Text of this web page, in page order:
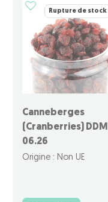
Rupture de stock
Canneberges
(Cranberries) DDM
06.26
Origine : Non UE